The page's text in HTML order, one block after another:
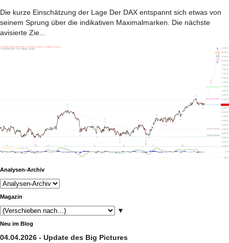
Die kurze Einschätzung der Lage Der DAX entspannt sich etwas von
seinem Sprung über die indikativen Maximalmarken. Die nächste
avisierte Zie...
Analysen-Archiv
Magazin
▼
Neu im Blog
04.04.2026 - Update des Big Pictures